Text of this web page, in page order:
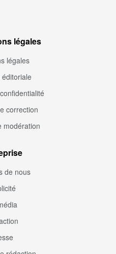
légales
légales
éditoriale
correction
modération
de nous